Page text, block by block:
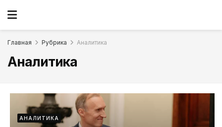
Главная Рубрика Аналитика
Аналитика
АНАЛИТИКА